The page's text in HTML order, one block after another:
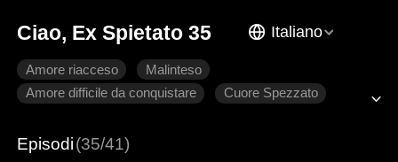
Ciao, Ex Spietato 35 Italiano
Amore riacceso
Malinteso
Amore difficile da conquistare
Cuore Spezzato
Episodi(35/41)